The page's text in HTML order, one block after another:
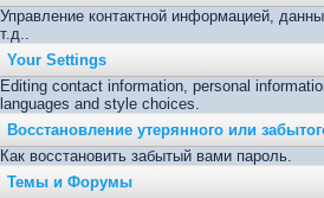
Управление контактной информацией,
т.д..
Your Settings
Editing contact information, personal
languages and style choices.
Восстановление утерянного или
Как восстановить забытый вами пароль.
Темы и Форумы